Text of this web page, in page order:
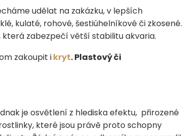
udělat na zakázku, v lepších
kulaté, rohové, šestiúhelníkové či zkosené.
která zabezpečí větší stabilitu akvaria.
zakoupit ikryt. Plastový či
je osvětlení z hlediska efektu, přirozené
které jsou právě proto schopny